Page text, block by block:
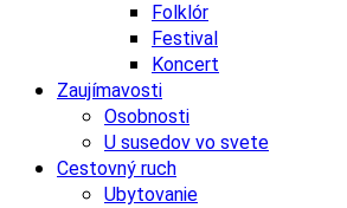
Folklór
Festival
Koncert
Zaujímavosti
Osobnosti
U susedov vo svete
Cestovný ruch
Ubytovanie